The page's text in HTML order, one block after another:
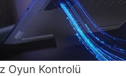
Oyun Kontrolü